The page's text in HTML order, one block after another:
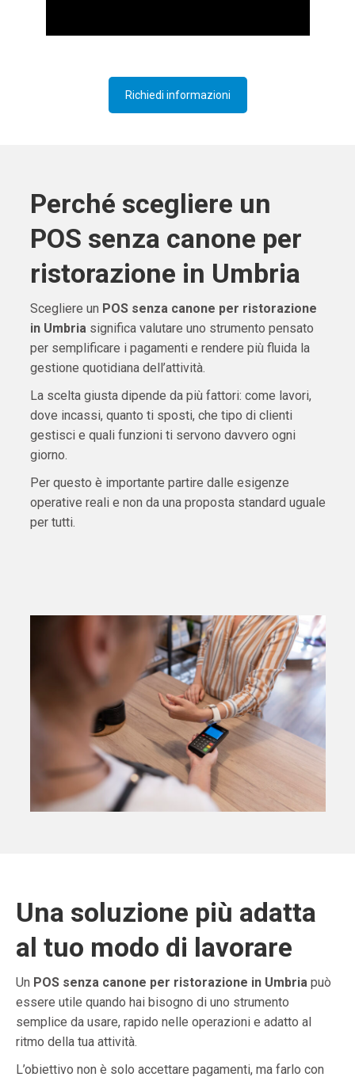
Richiedi informazioni
Perché scegliere un
POS senza canone per
ristorazione in Umbria
Scegliere un POS senza canone per ristorazione
in Umbriasignifica valutare uno strumento pensato
per semplificare i pagamenti e rendere più fluida la
gestione quotidiana dell’attività.
La scelta giusta dipende da più fattori: come lavori,
dove incassi, quanto ti sposti, che tipo di clienti
gestisci e quali funzioni ti servono davvero ogni
giorno.
Per questo è importante partire dalle esigenze
operative reali e non da una proposta standard uguale
per tutti.
Una soluzione più adatta
al tuo modo di lavorare
Un POS senza canone per ristorazione in Umbria può
essere utile quando hai bisogno di uno strumento
semplice da usare, rapido nelle operazioni e adatto al
ritmo della tua attività.
L’obiettivo non è solo accettare pagamenti, ma farlo con